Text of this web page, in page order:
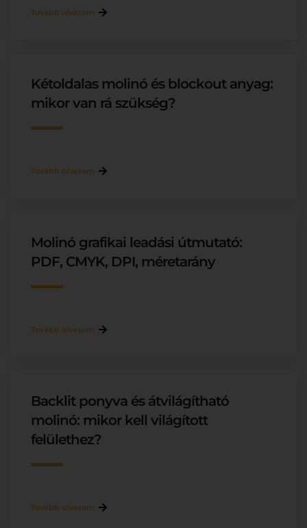
Tovább olvasom
Kétoldalas molinó és blockout anyag:
mikor van rá szükség?
Tovább olvasom
Molinó grafikai leadási útmutató:
PDF, CMYK, DPI, méretarány
Tovább olvasom
Backlit ponyva és átvilágítható
molinó: mikor kell világított
felülethez?
Tovább olvasom